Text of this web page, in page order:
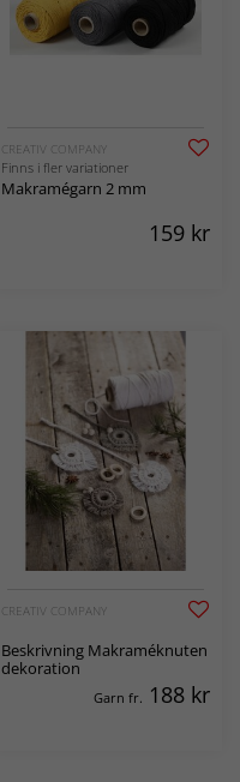
CREATIV COMPANY
Finns i fler variationer
Makramégarn 2 mm
159 kr
CREATIV COMPANY
Beskrivning Makraméknuten
dekoration
Garn fr. 188 kr